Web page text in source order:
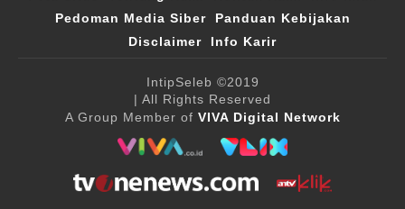
Pedoman Media Siber
Panduan Kebijakan
Disclaimer
Info Karir
IntipSeleb ©2019
| All Rights Reserved
A Group Member of VIVA Digital Network